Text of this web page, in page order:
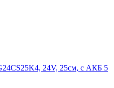
24V, 25см, c АКБ 5